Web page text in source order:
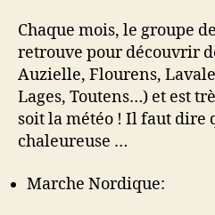
Chaque mois, le groupe
retrouve pour découvrir
Auzielle, Flourens,
Lages, Toutens…) et est
soit la météo ! Il faut dire
chaleureuse …
Marche Nordique: